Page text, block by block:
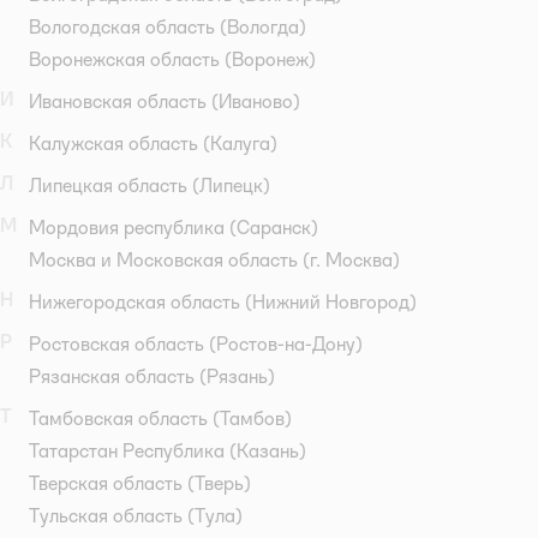
Вологодская область (Вологда)
Воронежская область (Воронеж)
Ивановская область (Иваново)
Калужская область (Калуга)
Липецкая область (Липецк)
Мордовия республика (Саранск)
Москва и Московская область (г. Москва)
Нижегородская область (Нижний Новгород)
Ростовская область (Ростов-на-Дону)
Рязанская область (Рязань)
Тамбовская область (Тамбов)
Татарстан Республика (Казань)
Тверская область (Тверь)
Тульская область (Тула)